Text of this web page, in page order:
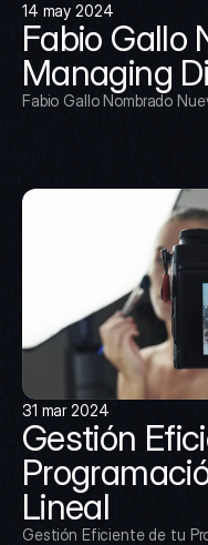
14 may 2024
Fabio Gallo
Managing
Fabio Gallo Nombrado
31 mar 2024
Gestión
Lineal
Gestión Eficiente de tu